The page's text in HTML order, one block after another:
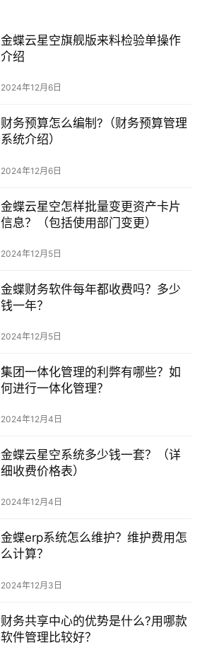
金蝶云星空旗舰版来料检验单操作
介绍
2024年12月6日
财务预算怎么编制?（财务预算管理
系统介绍）
2024年12月6日
金蝶云星空怎样批量变更资产卡片
信息？（包括使用部门变更）
2024年12月5日
金蝶财务软件每年都收费吗？多少
钱一年？
2024年12月5日
集团一体化管理的利弊有哪些？如
何进行一体化管理？
2024年12月4日
金蝶云星空系统多少钱一套？（详
细收费价格表）
2024年12月4日
金蝶erp系统怎么维护？维护费用怎
么计算？
2024年12月3日
财务共享中心的优势是什么?用哪款
软件管理比较好？